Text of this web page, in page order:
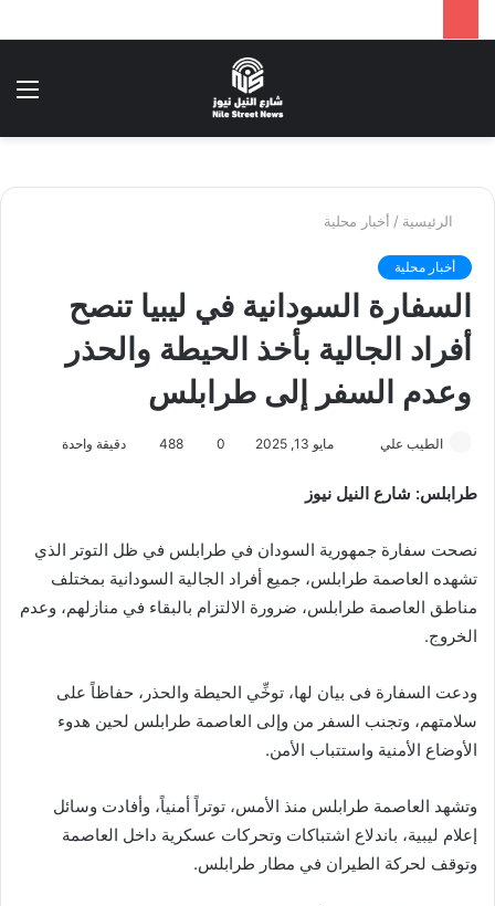
الرئيسية / أخبار محلية
أخبار محلية
السفارة السودانية في ليبيا تنصح
أفراد الجالية بأخذ الحيطة والحذر
وعدم السفر إلى طرابلس
الطيب علي
إلكترونيا
مايو 13, 2025 0
488 دقيقة واحدة
طرابلس: شارع النيل نيوز
نصحت سفارة جمهورية السودان في طرابلس في ظل التوتر الذي
تشهده العاصمة طرابلس، جميع أفراد الجالية السودانية بمختلف
مناطق العاصمة طرابلس، ضرورة الالتزام بالبقاء في منازلهم، وعدم
الخروج.
ودعت السفارة فى بيان لها، توخِّي الحيطة والحذر، حفاظاً على
سلامتهم، وتجنب السفر من وإلى العاصمة طرابلس لحين هدوء
الأوضاع الأمنية واستتباب الأمن.
وتشهد العاصمة طرابلس منذ الأمس، توتراً أمنياً، وأفادت وسائل
إعلام ليبية، باندلاع اشتباكات وتحركات عسكرية داخل العاصمة
وتوقف لحركة الطيران في مطار طرابلس.